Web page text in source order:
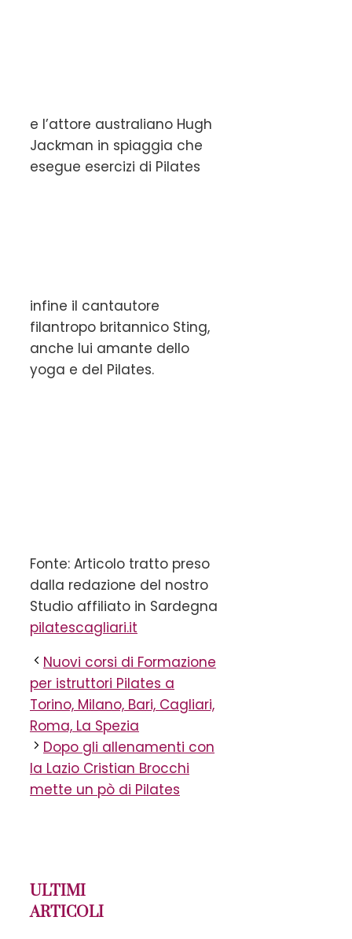
e l’attore australiano Hugh
Jackman in spiaggia che
esegue esercizi di Pilates
infine il cantautore
filantropo britannico Sting,
anche lui amante dello
yoga e del Pilates.
Fonte: Articolo tratto preso
dalla redazione del nostro
Studio affiliato in Sardegna
pilatescagliari.it
Nuovi corsi di Formazione
per istruttori Pilates a
Torino, Milano, Bari, Cagliari,
Roma, La Spezia
Dopo gli allenamenti con
la Lazio Cristian Brocchi
mette un pò di Pilates
ULTIMI
ARTICOLI